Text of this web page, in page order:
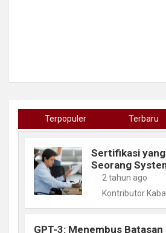
Terpopuler Terbaru
Sertifikasi
Seorang
2 tahun ago
Kontributor
GPT-3: Menembus Batasan